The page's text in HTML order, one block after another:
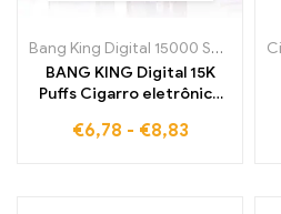
Bang King Digital 15000 Sopros
BANG KING Digital 15K
Puffs Cigarro eletrônico
desempenho com sabor
€6,78 - €8,83